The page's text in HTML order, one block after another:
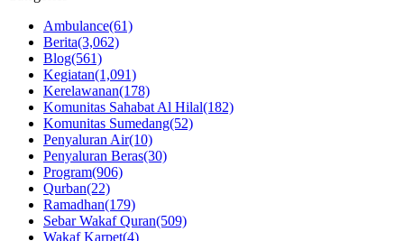
Ambulance(61)
Berita(3,062)
Blog(561)
Kegiatan(1,091)
Kerelawanan(178)
Komunitas Sahabat Al Hilal(182)
Komunitas Sumedang(52)
Penyaluran Air(10)
Penyaluran Beras(30)
Program(906)
Qurban(22)
Ramadhan(179)
Sebar Wakaf Quran(509)
Wakaf Karpet(4)